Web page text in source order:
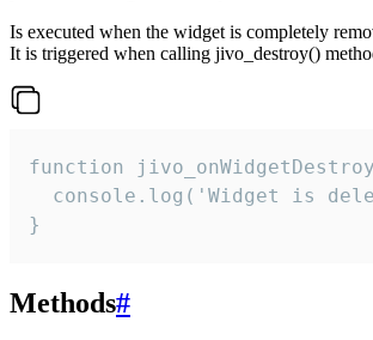
Is executed when the widget is completely
It is triggered when calling jivo_destroy()
function
console.log('Widget is
}
Methods#